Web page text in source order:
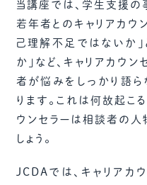
当講座では、学生支援の
若年者とのキャリアカウ
己理解不足ではないか」
か」など、キャリアカウ
者が悩みをしっかり語ら
ります。これは何故起こる
ウンセラーは相談者の人
しょう。
JCDAでは、キャリアカ